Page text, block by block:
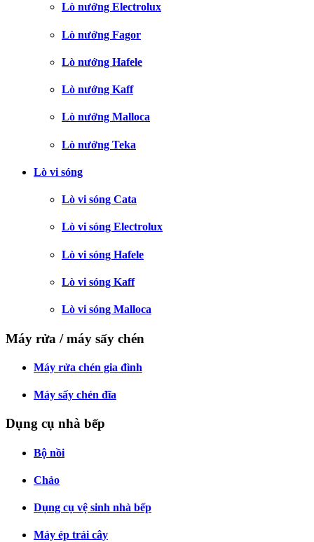
Lò nướng Electrolux
Lò nướng Fagor
Lò nướng Hafele
Lò nướng Kaff
Lò nướng Malloca
Lò nướng Teka
Lò vi sóng
Lò vi sóng Cata
Lò vi sóng Electrolux
Lò vi sóng Hafele
Lò vi sóng Kaff
Lò vi sóng Malloca
Máy rửa / máy sấy chén
Máy rửa chén gia đình
Máy sấy chén đĩa
Dụng cụ nhà bếp
Bộ nồi
Chảo
Dụng cụ vệ sinh nhà bếp
Máy ép trái cây